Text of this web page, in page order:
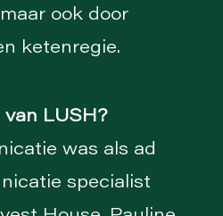
ook door
ketenregie.
LUSH?
was als ad
specialist